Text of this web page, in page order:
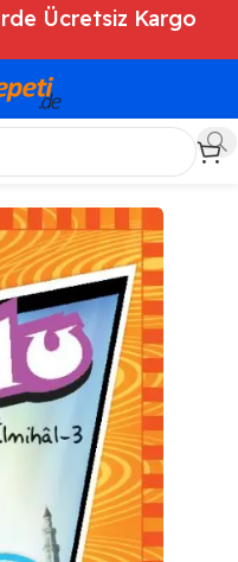
Ücretsiz Kargo